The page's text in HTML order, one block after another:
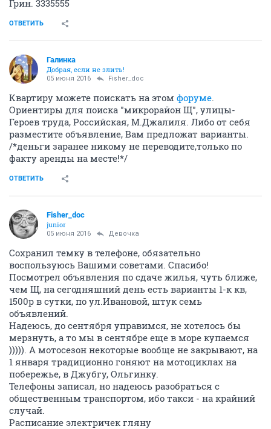
Грин. 3335555
ОТВЕТИТЬ
Галинка
Добрая, если не злить!
05 июня 2016 Fisher_doc
Квартиру можете поискать на этом форуме.
Ориентиры для поиска "микрорайон Щ", улицы-
Героев труда, Российская, М.Джалиля. Либо от себя
разместите объявление, Вам предложат варианты.
/*деньги заранее никому не переводите,только по
факту аренды на месте!*/
ОТВЕТИТЬ
Fisher_doc
junior
05 июня 2016 Девочка
Сохранил темку в телефоне, обязательно
воспользуюсь Вашими советами. Спасибо!
Посмотрел объявления по сдаче жилья, чуть ближе,
чем Щ, на сегодняшний день есть варианты 1-к кв,
1500р в сутки, по ул.Ивановой, штук семь
объявлений.
Надеюсь, до сентября управимся, не хотелось бы
мерзнуть, а то мы в сентябре еще в море купаемся
))))). А мотосезон некоторые вообще не закрывают, на
1 января традиционно гоняют на мотоциклах на
побережье, в Джубгу, Ольгинку.
Телефоны записал, но надеюсь разобраться с
общественным транспортом, ибо такси - на крайний
случай.
Расписание электричек гляну